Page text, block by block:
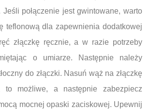
Jeśli połączenie jest gwintowane, warto
teflonową dla zapewnienia dodatkowej
złączkę ręcznie, a w razie potrzeby
o umiarze. Następnie należy
do złączki. Nasuń wąż na złączkę
to możliwe, a następnie zabezpiecz
mocnej opaski zaciskowej. Upewnij